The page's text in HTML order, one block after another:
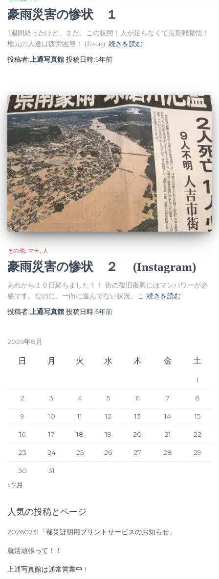
豪雨災害の惨状 １
1週間経ったけど、まだ、この状態！人が足らなくて長期戦覚悟！
地元の人達は疲労困憊！ (Instagr 続きを読む
投稿者:上通写真館 投稿日時:6年前
その他 マチ 人
豪雨災害の惨状 ２ (Instagram)
あれから１０日経ちました！！ 街の復旧復興にはマンパワーが必
要です。なのに、一向に進んでない状況。こ 続きを読む
投稿者: 上通写真館 投稿日時:6年前
2026年8月
日 月 火 水 木 金 土
1
2 3 4 5 6 7 8
9 10 11 12 13 14 15
16 17 18 19 20 21 22
23 24 25 26 27 28 29
30
31
« 7月
人気の投稿とページ
20260731「罹災証明用プリントサービスのお知らせ」
就活頑張って！！
上通写真館は通常営業中 !